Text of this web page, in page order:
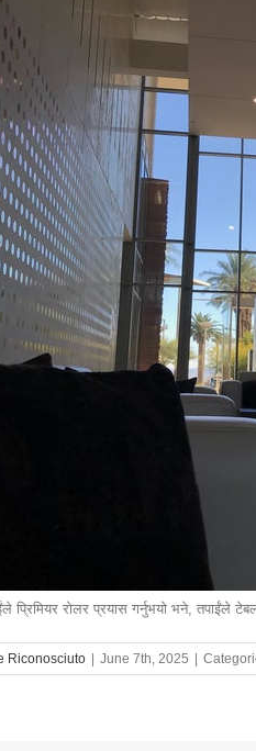
प्रिमियर रोलर प्रयास गर्नुभयो भने, तपाईंले
Riconosciuto June 7th, 2025